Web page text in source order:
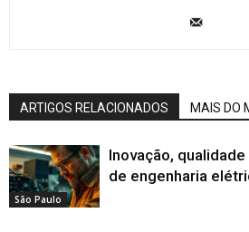
ARTIGOS RELACIONADOS MAIS DO
São Paulo
Inovação,
de engenharia